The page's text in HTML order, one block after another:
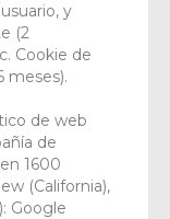
y
(2
Cookie de
meses).
de web
de
1600
(California),
Google